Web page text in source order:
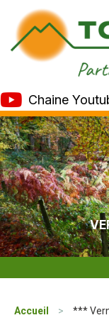
Chaine
Accueil > ***